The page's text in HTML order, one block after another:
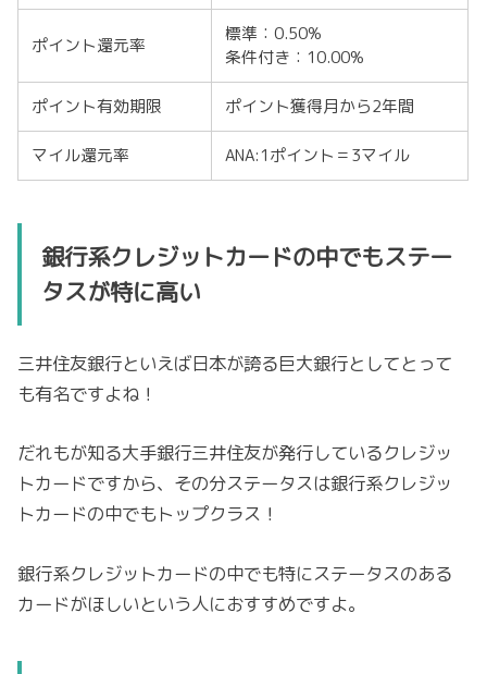
ポイント還元率
標準：0.50%
条件付き：10.00%
ポイント有効期限 ポイント獲得月から2年間
マイル還元率 ANA:1ポイント＝3マイル
銀行系クレジットカードの中でもステー
タスが特に高い
三井住友銀行といえば日本が誇る巨大銀行としてとって
も有名ですよね！
だれもが知る大手銀行三井住友が発行しているクレジッ
トカードですから、その分ステータスは銀行系クレジッ
トカードの中でもトップクラス！
銀行系クレジットカードの中でも特にステータスのある
カードがほしいという人におすすめですよ。